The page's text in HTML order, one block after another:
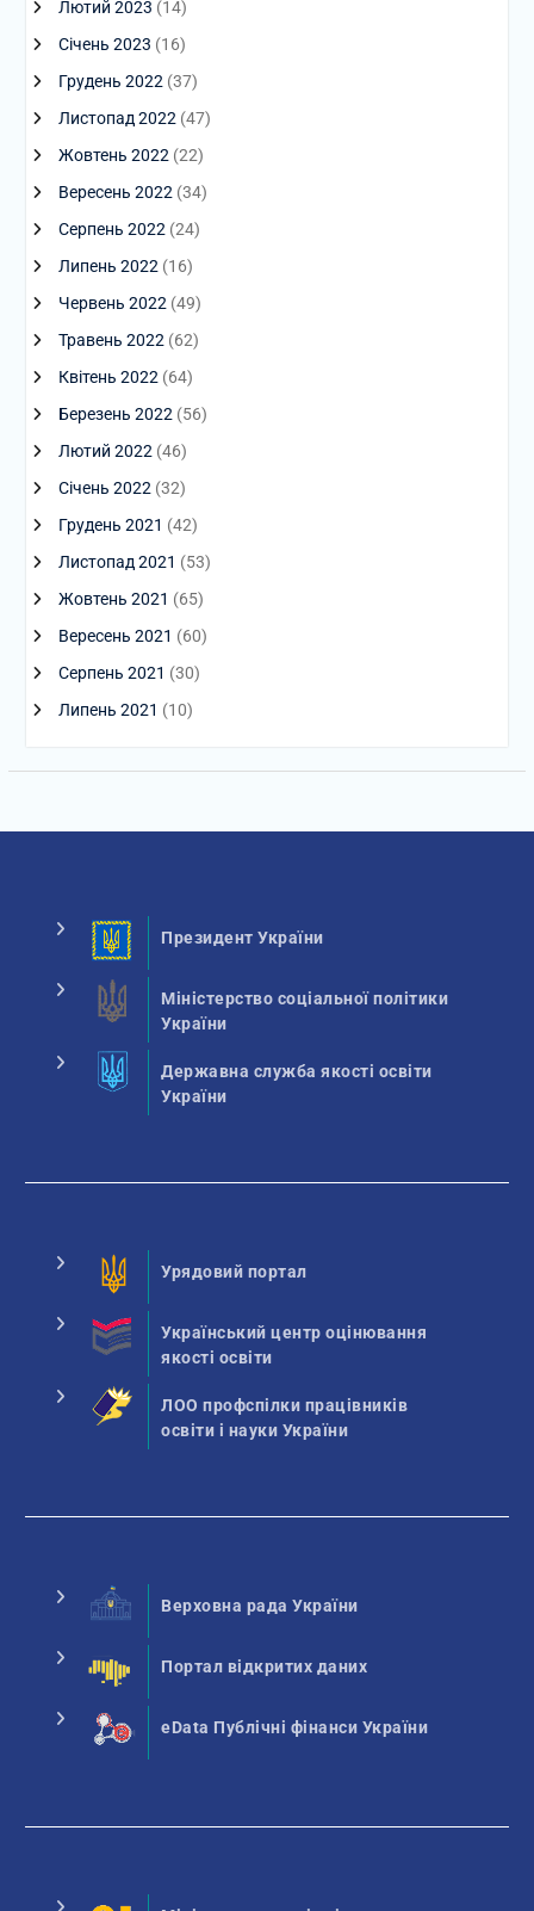
Лютий 2023 (14)
Січень 2023 (16)
Грудень 2022 (37)
Листопад 2022 (47)
Жовтень 2022 (22)
Вересень 2022 (34)
Серпень 2022 (24)
Липень 2022 (16)
Червень 2022 (49)
Травень 2022 (62)
Квітень 2022 (64)
Березень 2022 (56)
Лютий 2022 (46)
Січень 2022 (32)
Грудень 2021 (42)
Листопад 2021 (53)
Жовтень 2021 (65)
Вересень 2021 (60)
Серпень 2021 (30)
Липень 2021 (10)
Президент України
Міністерство соціальної політики
України
Державна служба якості освіти
України
Урядовий портал
Український центр оцінювання
якості освіти
ЛОО профспілки працівників
освіти і науки України
Верховна рада України
Портал відкритих даних
eData Публічні фінанси України